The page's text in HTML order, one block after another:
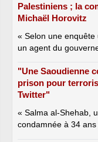
Palestiniens ; la
Michaël Horovitz
« Selon une
un agent du
"Une Saoudienne
prison pour
Twitter"
« Salma al-Shehab,
condamnée à 34